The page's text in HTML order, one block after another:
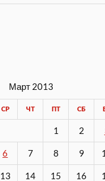
Март 2013
СР ЧТ ПТ СБ
1 2
6 7 8 9
13 14 15 16